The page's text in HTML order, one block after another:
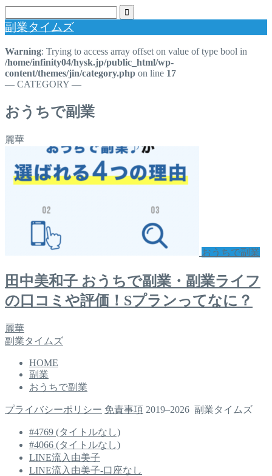
副業タイムズ
Warning: Trying to access array offset on value of type bool in
/home/infinity04/hysk.jp/public_html/wp-
content/themes/jin/category.php on line 17
― CATEGORY ―
おうちで副業
麗華
おうちで副業
田中美和子 おうちで副業・副業ライフ
の口コミや評価！Sプランってなに？
麗華
副業タイムズ
HOME
副業
おうちで副業
プライバシーポリシー 免責事項 2019–2026 副業タイムズ
#4769 (タイトルなし)
#4066 (タイトルなし)
LINE流入由美子
LINE流入由美子-口座なし